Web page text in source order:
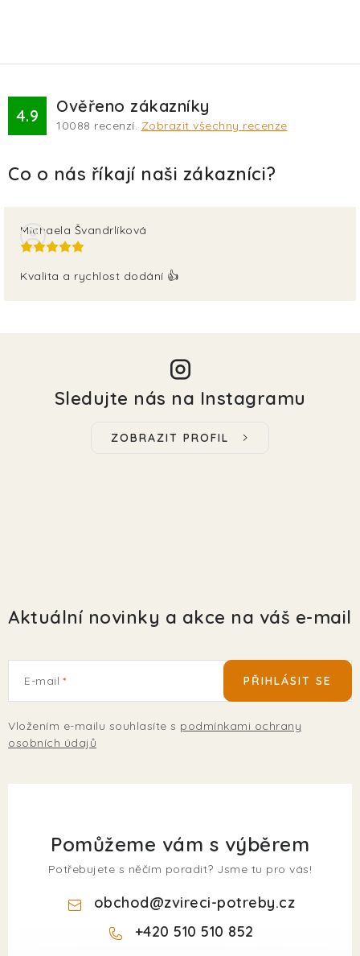
4.9 Ověřeno zákazníky
10088 recenzí. Zobrazit všechny recenze
Michaela Švandrlíková
Kvalita a rychlost dodání 👍
Sledujte nás na Instagramu
ZOBRAZIT PROFIL
Aktuální novinky a akce na váš e-mail
E-mail
Vložením e-mailu souhlasíte s podmínkami ochrany
osobních údajů
PŘIHLÁSIT SE
Pomůžeme vám s výběrem
Potřebujete s něčím poradit? Jsme tu pro vás!
obchod@zvireci-potreby.cz
+420 510 510 852